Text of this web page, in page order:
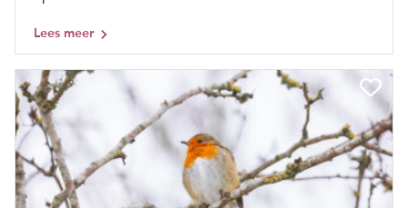
Lees meer